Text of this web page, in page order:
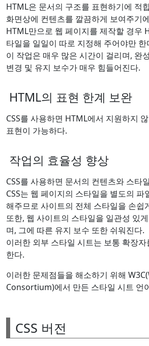
HTML은 문서의 구조를 표현하기에 적
화면상에 컨텐츠를 깔끔하게 보여주기
HTML만으로 웹 페이지를 제작할 경우
타일을 일일이 따로 지정해 주어야만 한
이 작업은 매우 많은 시간이 걸리며, 완
변경 및 유지 보수가 매우 힘들어진다.
HTML의 표현 한계 보완
CSS를 사용하면 HTML에서 지원하지
표현이 가능하다.
작업의 효율성 향상
CSS를 사용하면 문서의 컨텐츠와 스타
CSS는 웹 페이지의 스타일을 별도의 파
해주므로 사이트의 전체 스타일을 손쉽
또한, 웹 사이트의 스타일을 일관성 있
며, 그에 따른 유지 보수 또한 쉬워진다.
이러한 외부 스타일 시트는 보통 확장
한다.
이러한 문제점들을 해소하기 위해
Consortium)에서 만든 스타일 시트 언
CSS 버전